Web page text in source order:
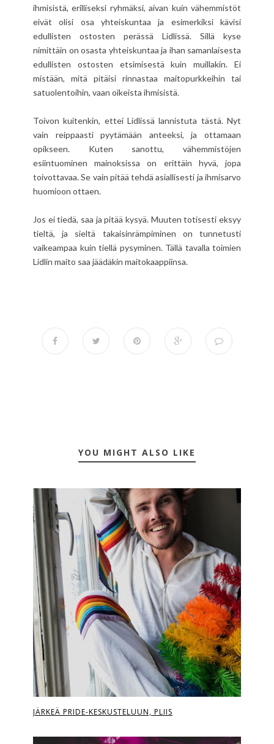
ihmisistä, erilliseksi ryhmäksi, aivan kuin vähemmistöt
eivät olisi osa yhteiskuntaa ja esimerkiksi kävisi
edullisten ostosten perässä Lidlissä. Sillä kyse
nimittäin on osasta yhteiskuntaa ja ihan samanlaisesta
edullisten ostosten etsimisestä kuin muillakin. Ei
mistään, mitä pitäisi rinnastaa maitopurkkeihin tai
satuolentoihin, vaan oikeista ihmisistä.
Toivon kuitenkin, ettei Lidlissä lannistuta tästä. Nyt
vain reippaasti pyytämään anteeksi, ja ottamaan
opikseen. Kuten sanottu, vähemmistöjen
esiintuominen mainoksissa on erittäin hyvä, jopa
toivottavaa. Se vain pitää tehdä asiallisesti ja ihmisarvo
huomioon ottaen.
Jos ei tiedä, saa ja pitää kysyä. Muuten totisesti eksyy
tieltä, ja sieltä takaisinrämpiminen on tunnetusti
vaikeampaa kuin tiellä pysyminen. Tällä tavalla toimien
Lidlin maito saa jäädäkin maitokaappiinsa.
YOU MIGHT ALSO LIKE
JÄRKEÄ PRIDE-KESKUSTELUUN, PLIIS